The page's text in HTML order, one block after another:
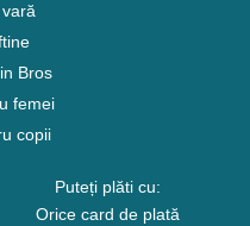
Bros
femei
copii
Puteți plăti cu:
Orice card de plată